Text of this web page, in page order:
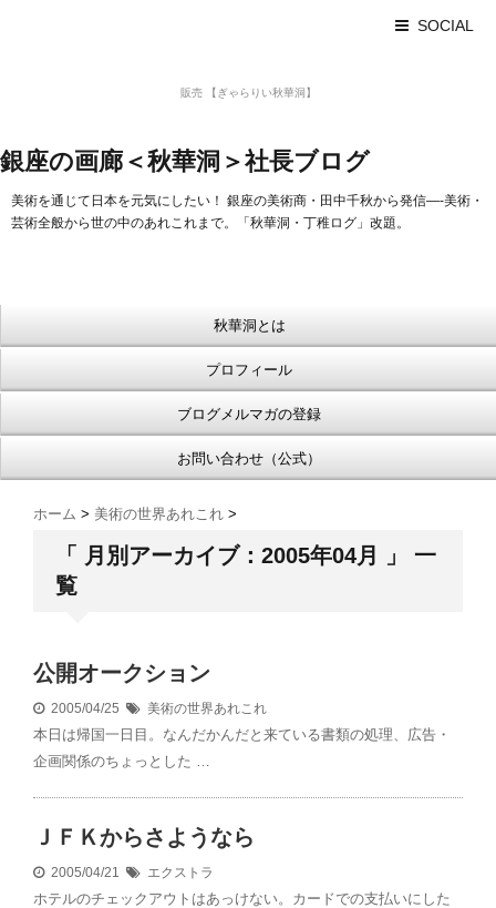
SOCIAL
販売 【ぎゃらりい秋華洞】
銀座の画廊＜秋華洞＞社長ブログ
美術を通じて日本を元気にしたい！ 銀座の美術商・田中千秋から発信—-美術・
芸術全般から世の中のあれこれまで。「秋華洞・丁稚ログ」改題。
秋華洞とは
プロフィール
ブログメルマガの登録
お問い合わせ（公式）
ホーム > 美術の世界あれこれ >
「 月別アーカイブ：2005年04月 」 一
覧
公開オークション
2005/04/25 美術の世界あれこれ
本日は帰国一日目。なんだかんだと来ている書類の処理、広告・
企画関係のちょっとした …
ＪＦＫからさようなら
2005/04/21 エクストラ
ホテルのチェックアウトはあっけない。カードでの支払いにした